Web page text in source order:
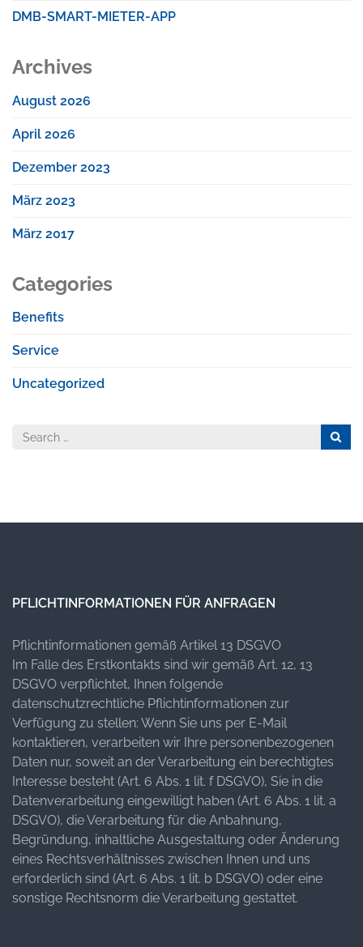
DMB-SMART-MIETER-APP
Archives
August 2026
April 2026
Dezember 2023
März 2023
März 2017
Categories
Benefits
Service
Uncategorized
Search
PFLICHTINFORMATIONEN FÜR ANFRAGEN
Pflichtinformationen gemäß Artikel 13 DSGVO
Im Falle des Erstkontakts sind wir gemäß Art. 12, 13
DSGVO verpflichtet, Ihnen folgende
datenschutzrechtliche Pflichtinformationen zur
Verfügung zu stellen: Wenn Sie uns per E-Mail
kontaktieren, verarbeiten wir Ihre personenbezogenen
Daten nur, soweit an der Verarbeitung ein berechtigtes
Interesse besteht (Art. 6 Abs. 1 lit. f DSGVO), Sie in die
Datenverarbeitung eingewilligt haben (Art. 6 Abs. 1 lit. a
DSGVO), die Verarbeitung für die Anbahnung,
Begründung, inhaltliche Ausgestaltung oder Änderung
eines Rechtsverhältnisses zwischen Ihnen und uns
erforderlich sind (Art. 6 Abs. 1 lit. b DSGVO) oder eine
sonstige Rechtsnorm die Verarbeitung gestattet.